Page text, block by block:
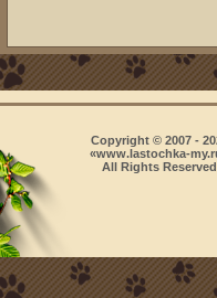
Copyright © 2007 -
«www.lastochka-
All Rights Reserved